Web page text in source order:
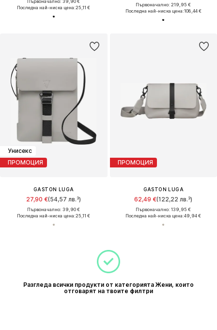
Първоначално: 39,90 €
Последна най-ниска цена:25,11 €
Първоначално: 219,95 €
Последна най-ниска цена:108,44 €
Унисекс
ПРОМОЦИЯ
GASTON LUGA
27,90 €(54,57 лв.³)
Първоначално: 39,90 €
Последна най-ниска цена:25,11 €
ПРОМОЦИЯ
GASTON LUGA
62,49 €(122,22 лв.³)
Първоначално: 139,95 €
Последна най-ниска цена:49,94 €
Разгледа всички продукти от категорията Жени, които
отговарят на твоите филтри